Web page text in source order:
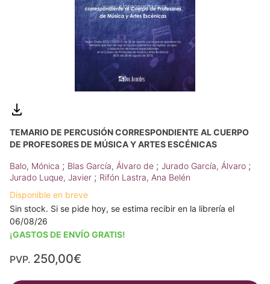
TEMARIO DE PERCUSIÓN CORRESPONDIENTE AL CUERPO
DE PROFESORES DE MÚSICA Y ARTES ESCÉNICAS
Balo, Mónica ; Blas García, Álvaro de ; Jurado García, Álvaro ;
Jurado Luque, Javier ; Rifón Lastra, Ana Belén
Disponible en breve
Sin stock. Si se pide hoy, se estima recibir en la librería el
06/08/26
¡GASTOS DE ENVÍO GRATIS!
PVP. 250,00€